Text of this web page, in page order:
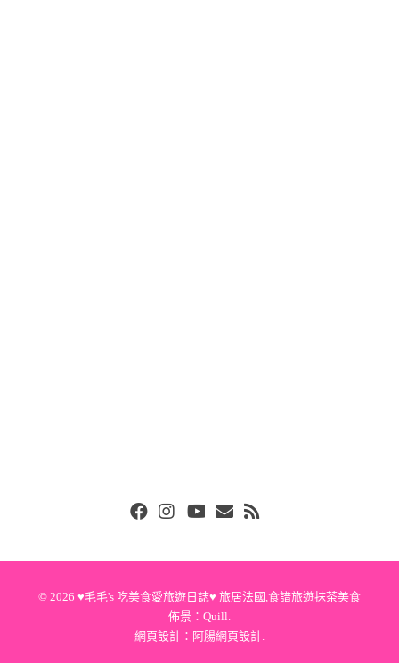
© 2026 ♥毛毛's 吃美食愛旅遊日誌♥ 旅居法國,食譜旅遊抹茶美食
佈景： Quill.
網頁設計： 阿腸網頁設計.